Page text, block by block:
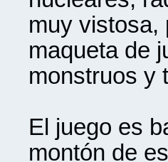
muy vistosa,
maqueta de
monstruos y
El juego es
montón de